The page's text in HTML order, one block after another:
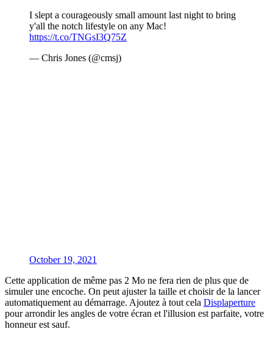
I slept a courageously small amount last night to bring
y'all the notch lifestyle on any Mac!
https://t.co/TNGsI3Q75Z
— Chris Jones (@cmsj)
October 19, 2021
Cette application de même pas 2 Mo ne fera rien de plus que de
simuler une encoche. On peut ajuster la taille et choisir de la lancer
automatiquement au démarrage. Ajoutez à tout cela Displaperture
pour arrondir les angles de votre écran et l'illusion est parfaite, votre
honneur est sauf.